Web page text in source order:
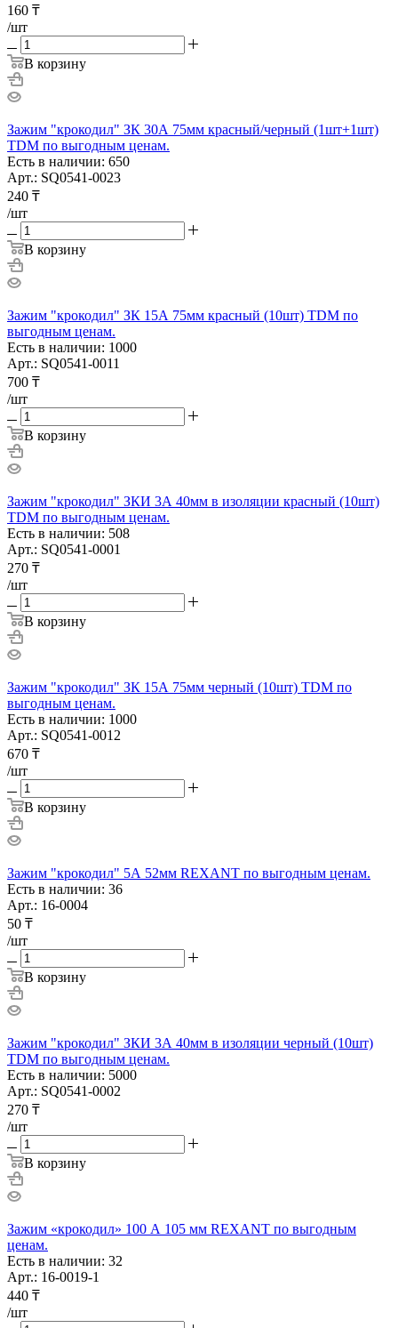
160 ₸
/шт
В корзину
Зажим "крокодил" ЗК 30А 75мм красный/черный (1шт+1шт)
TDM по выгодным ценам.
Есть в наличии: 650
Арт.: SQ0541-0023
240 ₸
/шт
В корзину
Зажим "крокодил" ЗК 15А 75мм красный (10шт) TDM по
выгодным ценам.
Есть в наличии: 1000
Арт.: SQ0541-0011
700 ₸
/шт
В корзину
Зажим "крокодил" ЗКИ 3А 40мм в изоляции красный (10шт)
TDM по выгодным ценам.
Есть в наличии: 508
Арт.: SQ0541-0001
270 ₸
/шт
В корзину
Зажим "крокодил" ЗК 15А 75мм черный (10шт) TDM по
выгодным ценам.
Есть в наличии: 1000
Арт.: SQ0541-0012
670 ₸
/шт
В корзину
Зажим "крокодил" 5А 52мм REXANT по выгодным ценам.
Есть в наличии: 36
Арт.: 16-0004
50 ₸
/шт
В корзину
Зажим "крокодил" ЗКИ 3А 40мм в изоляции черный (10шт)
TDM по выгодным ценам.
Есть в наличии: 5000
Арт.: SQ0541-0002
270 ₸
/шт
В корзину
Зажим «крокодил» 100 А 105 мм REXANT по выгодным
ценам.
Есть в наличии: 32
Арт.: 16-0019-1
440 ₸
/шт